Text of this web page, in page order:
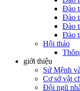
Đào
Đào
Đào
Đào
Hội thảo
giới thiệu
Sứ Mệnh
Cơ sở vật
Đội ngũ